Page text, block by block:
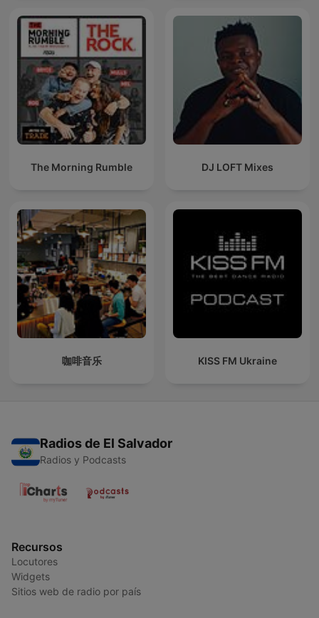
The Morning Rumble DJ LOFT Mixes
咖啡音乐 KISS FM Ukraine
Radios de El Salvador
Radios y Podcasts
Recursos
Locutores
Widgets
Sitios web de radio por país